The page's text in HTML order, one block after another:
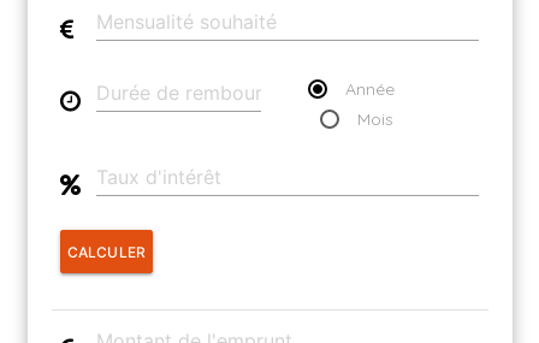
Notre Équipe
Nos Actualités
Année
Mois
CALCULER